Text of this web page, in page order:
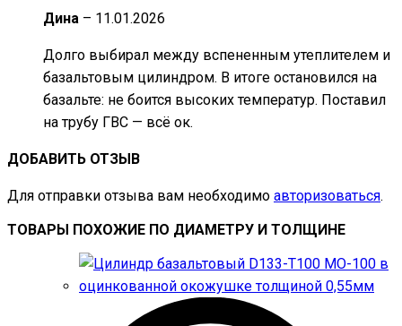
Дина – 11.01.2026
Долго выбирал между вспененным утеплителем и
базальтовым цилиндром. В итоге остановился на
базальте: не боится высоких температур. Поставил
на трубу ГВС — всё ок.
ДОБАВИТЬ ОТЗЫВ
Для отправки отзыва вам необходимо авторизоваться.
ТОВАРЫ ПОХОЖИЕ ПО ДИАМЕТРУ И ТОЛЩИНЕ